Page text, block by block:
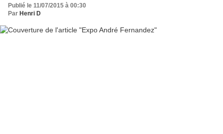
Publié le 11/07/2015 à 00:30
Par Henri D